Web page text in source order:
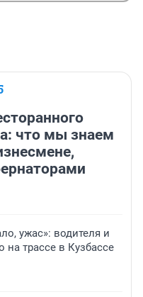
что мы знаем
ужас»: водителя и
на трассе в Кузбассе